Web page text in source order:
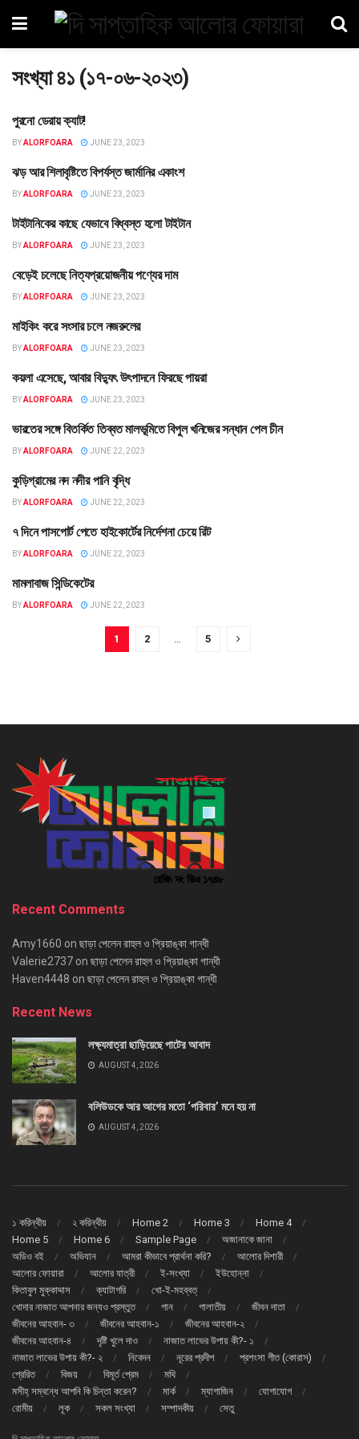
সংখ্যা ৪১ (১৭-০৬-২০২৩)
বিনোদন
পুরনো ডেরায় ক্যাট!
BYALORFOARA JUNE 23, 2023
বহির্বিশ্ব
ঝড় আর শিলাবৃষ্টিতে বিপর্যস্ত জার্মানির একাংশ
BYALORFOARA JUNE 23, 2023
বহির্বিশ্ব
টাইটানিকের কাছে যেভাবে বিধ্বস্ত হলো টাইটান
BYALORFOARA JUNE 23, 2023
তথ্য
বেড়েই চলেছে নিত্যপ্রয়োজনীয় পণ্যের দাম
BYALORFOARA JUNE 23, 2023
তথ্য
মাইকিং করে সংসার চলে নজরুলের
BYALORFOARA JUNE 23, 2023
তথ্য
কয়লা এসেছে, আবার বিদ্যুৎ উৎপাদনে ফিরছে পায়রা
BYALORFOARA JUNE 23, 2023
বহির্বিশ্ব
ভারতের সঙ্গে বিতর্কিত তিব্বত মালভূমিতে বিপুল খনিজের সন্ধান পেল চীন
BYALORFOARA JUNE 22, 2023
তথ্য
কুড়িগ্রামের নদ নদীর পানি বৃদ্ধি
BYALORFOARA JUNE 22, 2023
তথ্য
৭ দিনে পাসপোর্ট পেতে হাইকোর্টের নির্দেশনা চেয়ে রিট
BYALORFOARA JUNE 22, 2023
তথ্য
মামলাবাজ সিন্ডিকেটের
BYALORFOARA JUNE 22, 2023
1 2 … 5
Recent Comments
Amy1660 on ছাড়া পেলেন রাহুল ও প্রিয়াঙ্কা গান্ধী
Valerie2737 on ছাড়া পেলেন রাহুল ও প্রিয়াঙ্কা গান্ধী
Haven4448 on ছাড়া পেলেন রাহুল ও প্রিয়াঙ্কা গান্ধী
Recent News
লক্ষ্যমাত্রা ছাড়িয়েছে পাটের আবাদ
AUGUST 4, 2026
বলিউডকে আর আগের মতো ‘পরিবার’ মনে হয় না
AUGUST 4, 2026
১ করিন্থীয় ২ করিন্থীয় Home 2 Home 3
Home 4
Home 5
Home 6 Sample Page
অজানাকে জানা
অডিও বই
অভিযান আমরা কীভাবে প্রার্থনা করি?
আলোর দিশারী
আলোর ফোয়ারা
আলোর যাত্রী ই-সংখ্যা
ইউহোন্না
কিতাবুল মুক্কাদ্দাস
ক্যাটাগরি
খো-ই-মহব্বত্
খোদার নাজাত আপনার জন্যও প্রস্তুত
গান গালাতীয়
জীবন দাতা
জীবনের আহবান- ৩
জীবনের আহবান-১
জীবনের আহবান-২
জীবনের আহবান-৪
দৃষ্টি খুলে দাও
নাজাত লাভের উপায় কী?- ১
নাজাত লাভের উপায় কী?- ২
নিবেদন নূরের প্রদীপ
প্রশংসা গীত (কোরাস্)
প্রেরিত
বিজয় বিমূর্ত প্রেম
মথি
মসীহ্ সম্বন্ধে আপনি কি চিন্তা করেন?
মার্ক ম্যাগাজিন
যোগাযোগ
রোমীয়
লূক সকল সংখ্যা সম্পাদকীয় সেতু